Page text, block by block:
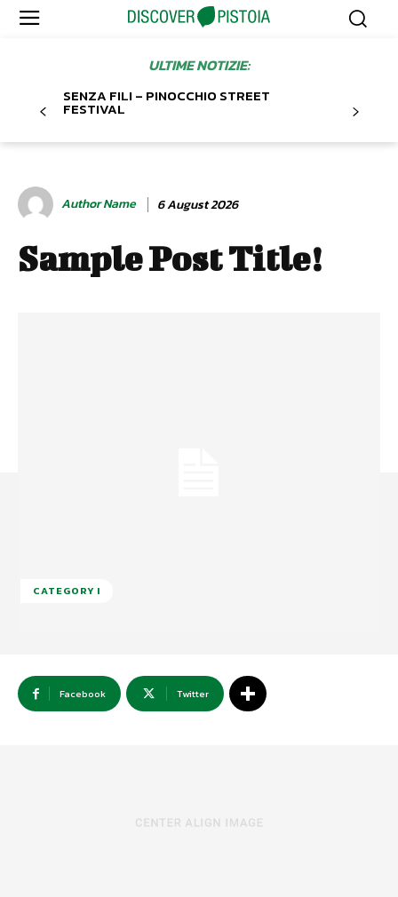
ULTIME NOTIZIE:
SENZA FILI – PINOCCHIO STREET
FESTIVAL
Author Name 6 August 2026
Sample Post Title!
CATEGORY I
Facebook Twitter